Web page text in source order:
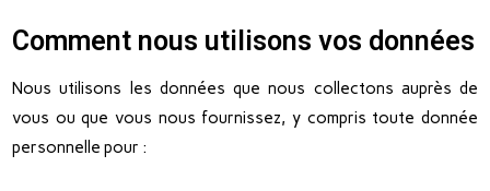
Comment nous utilisons vos données
Nous utilisons les données que nous collectons auprès de
vous ou que vous nous fournissez, y compris toute donnée
personnelle pour :